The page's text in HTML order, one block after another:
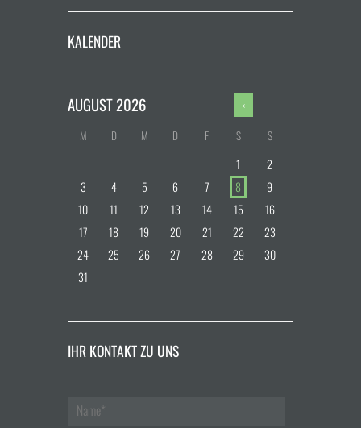
KALENDER
AUGUST2026
M D M D F S S
1
2
3
4 5 6 7 8
9
10
11 12 13 14 15
16
17
18 19 20 21 22
23
24
25 26 27 28 29
30
31
IHR KONTAKT ZU UNS